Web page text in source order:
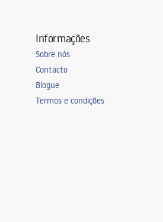
Informações
Sobre nós
Contacto
Blogue
Termos e condições